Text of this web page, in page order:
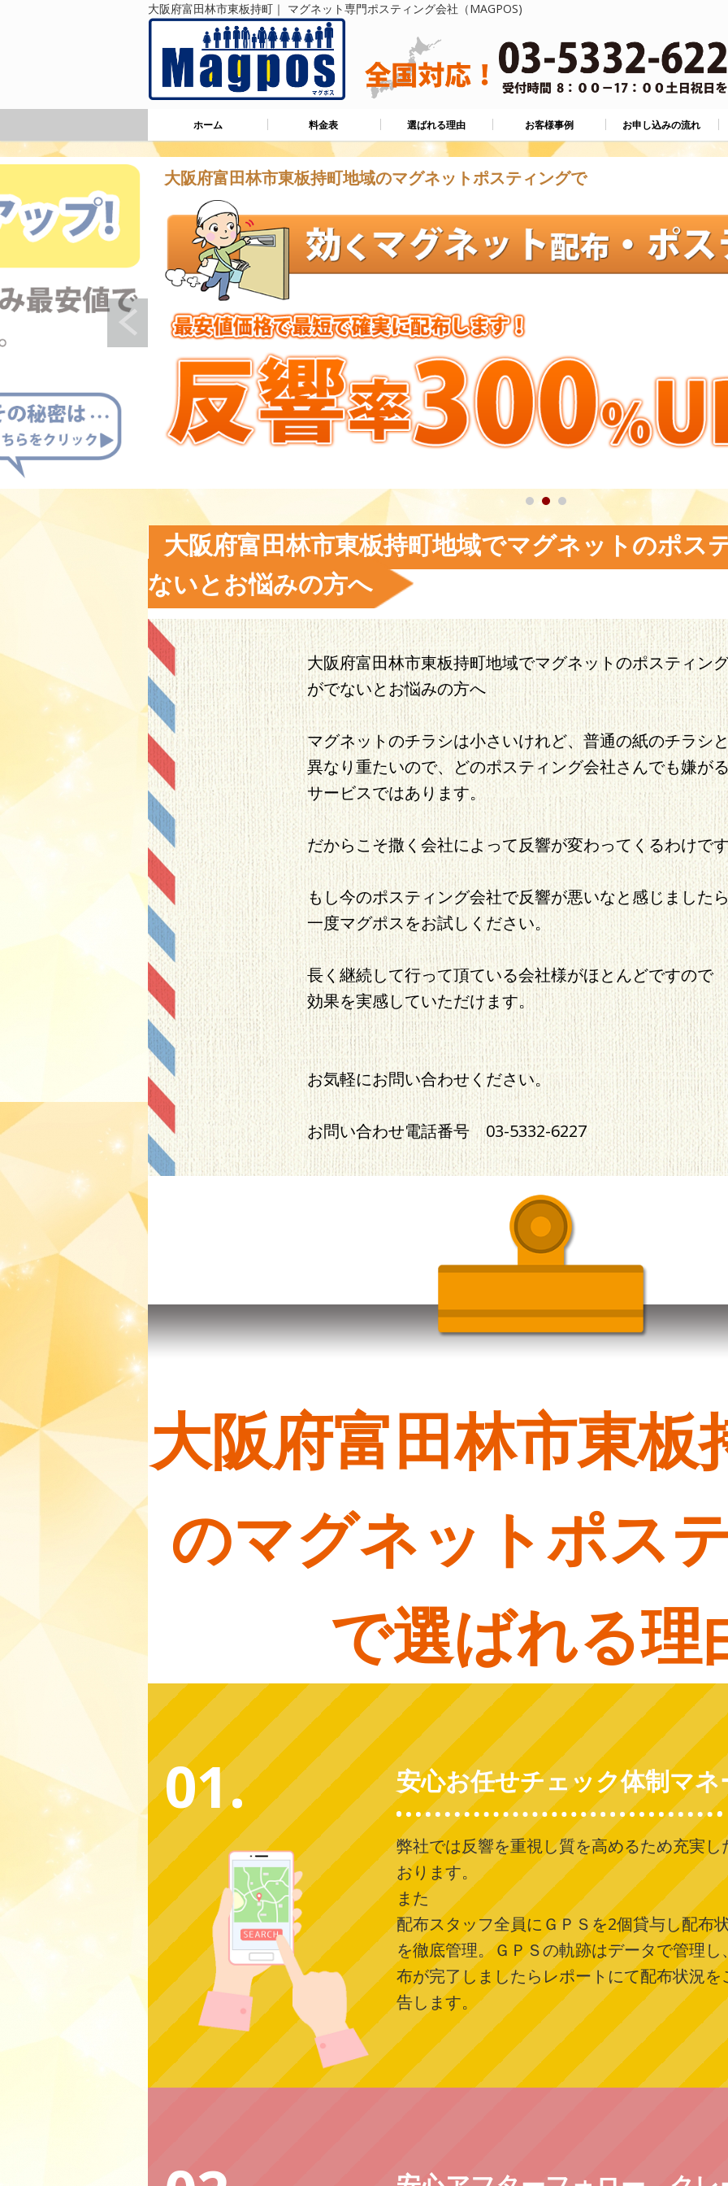
大阪府富田林市東板持町｜ マグネット専門ポスティング会社（MAGPOS)
ホーム 料金表 選ばれる理由 お客様事例 お申し込みの流れ
大阪府富田林市東板持町地域でマグネットのポス
ないとお悩みの方へ
大阪府富田林市東板持町地域でマグネットのポスティン
がでないとお悩みの方へ
マグネットのチラシは小さいけれど、普通の紙のチラシ
異なり重たいので、どのポスティング会社さんでも嫌が
サービスではあります。
だからこそ撒く会社によって反響が変わってくるわけで
もし今のポスティング会社で反響が悪いなと感じました
一度マグポスをお試しください。
長く継続して行って頂ている会社様がほとんどですので
効果を実感していただけます。
お気軽にお問い合わせください。
お問い合わせ電話番号03-5332-6227
大阪府富田林市東板
のマグネットポス
で選ばれる理
01. 安心お任せチェック体制マ
弊社では反響を重視し質を高めるため充実
おります。
また
配布スタッフ全員にＧＰＳを2個貸与し配布
を徹底管理。ＧＰＳの軌跡はデータで管理し
布が完了しましたらレポートにて配布状況を
告します。